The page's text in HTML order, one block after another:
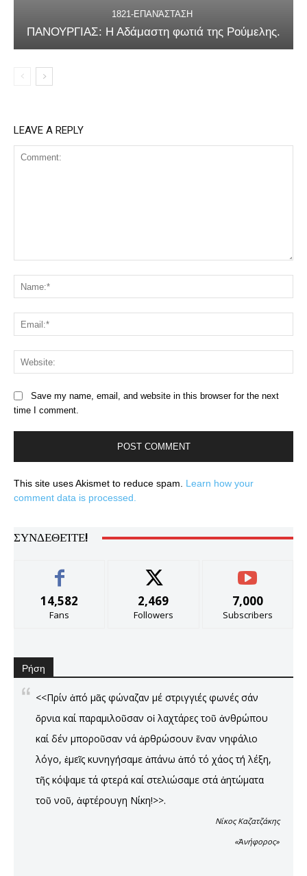
1821-ΕΠΑΝΆΣΤΑΣΗ
ΠΑΝΟΥΡΓΙΑΣ: Η Αδάμαστη φωτιά της Ρούμελης.
LEAVE A REPLY
Save my name, email, and website in this browser for the next
time I comment.
This site uses Akismet to reduce spam. Learn how your
comment data is processed.
ΣΥΝΔΕΘΕΊΤΕ!
14,582
Fans
2,469
Followers
7,000
Subscribers
Ρήση
<<Πρίν ἀπό μᾶς φώναζαν μέ στριγγιές φωνές σάν
ὄρνια καί παραμιλοῦσαν οἱ λαχτάρες τοῦ ἀνθρώπου
καί δέν μποροῦσαν νά ἀρθρώσουν ἕναν νηφάλιο
λόγο, ἐμεῖς κυνηγήσαμε ἀπάνω ἀπό τό χάος τή λέξη,
τῆς κόψαμε τά φτερά καί στελιώσαμε στά ἀητώματα
τοῦ νοῦ, ἀφτέρουγη Νίκη!>>.
Νίκος Καζατζάκης
«Ἀνήφορος»